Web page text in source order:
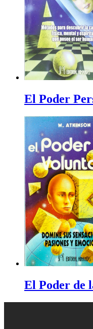
El Poder
El Poder de